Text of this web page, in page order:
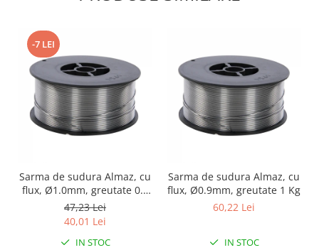
Unelte altoit
Unelte manuale de gradina -
Stropitori
Folie si plase pt plante
Masini de maturat manuale
Pentru Casa si Camping
Aragaze, plite, piese butelii de
Accesorii aragaze & butelii
-7 LEI
Sarma de sudura Almaz, cu
flux, Ø1.0mm, greutate 0.5
Kg
47,23 Lei
40,01 Lei
IN STOC
Sarma de sudura Almaz, cu
flux, Ø0.9mm, greutate 1 Kg
60,22 Lei
IN STOC